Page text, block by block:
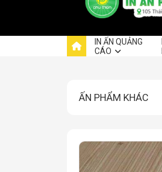
IN ẤN QUẢNG
CÁO
ẤN PHẨM KHÁC